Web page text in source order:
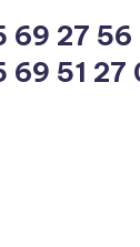
69 27 56
69 51 27